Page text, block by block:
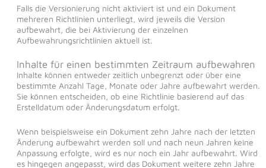
Falls die Versionierung nicht aktiviert ist und ein Dokument
mehreren Richtlinien unterliegt, wird jeweils die Version
aufbewahrt, die bei Aktivierung der einzelnen
Aufbewahrungsrichtlinien aktuell ist.
Inhalte für einen bestimmten Zeitraum aufbewahren
Inhalte können entweder zeitlich unbegrenzt oder über eine
bestimmte Anzahl Tage, Monate oder Jahre aufbewahrt werden.
Sie können entscheiden, ob eine Richtlinie basierend auf das
Erstelldatum oder Änderungsdatum erfolgt.
Wenn beispielsweise ein Dokument zehn Jahre nach der letzten
Änderung aufbewahrt werden soll und nach neun Jahren keine
Anpassung erfolgte, wird es nur noch ein Jahr aufbewahrt. Wird
es hingegen angepasst, wird das Dokument weitere zehn Jahre